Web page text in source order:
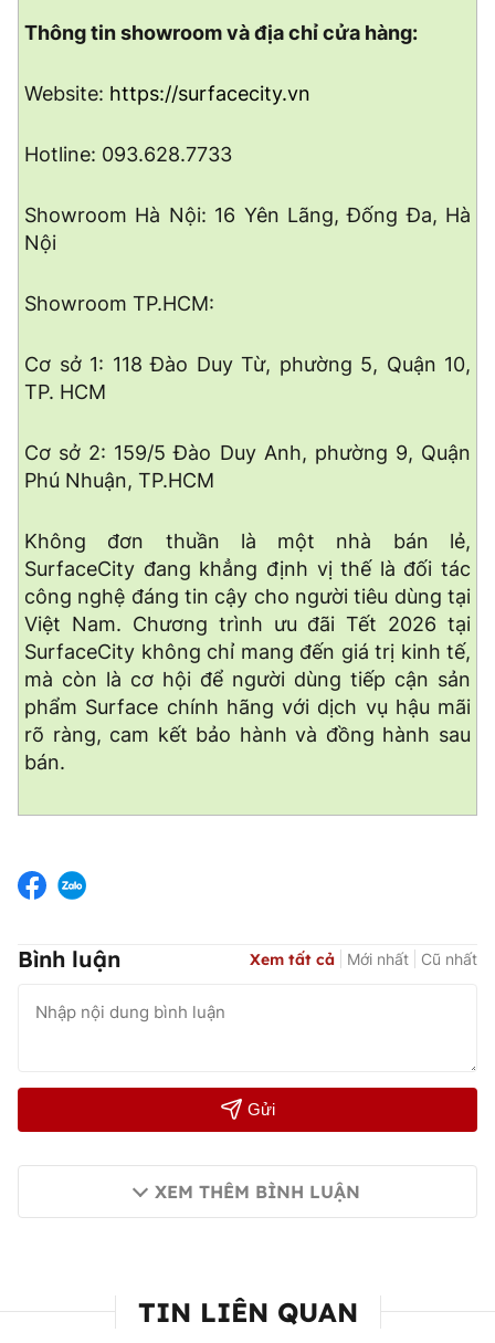
Thông tin showroom và địa chỉ cửa hàng:
Website: https://surfacecity.vn
Hotline: 093.628.7733
Showroom Hà Nội: 16 Yên Lãng, Đống Đa, Hà
Nội
Showroom TP.HCM:
Cơ sở 1: 118 Đào Duy Từ, phường 5, Quận 10,
TP. HCM
Cơ sở 2: 159/5 Đào Duy Anh, phường 9, Quận
Phú Nhuận, TP.HCM
Không đơn thuần là một nhà bán lẻ,
SurfaceCity đang khẳng định vị thế là đối tác
công nghệ đáng tin cậy cho người tiêu dùng tại
Việt Nam. Chương trình ưu đãi Tết 2026 tại
SurfaceCity không chỉ mang đến giá trị kinh tế,
mà còn là cơ hội để người dùng tiếp cận sản
phẩm Surface chính hãng với dịch vụ hậu mãi
rõ ràng, cam kết bảo hành và đồng hành sau
bán.
Bình luận Xem tất cả Mới nhất Cũ nhất
Gửi
XEM THÊM BÌNH LUẬN
TIN LIÊN QUAN